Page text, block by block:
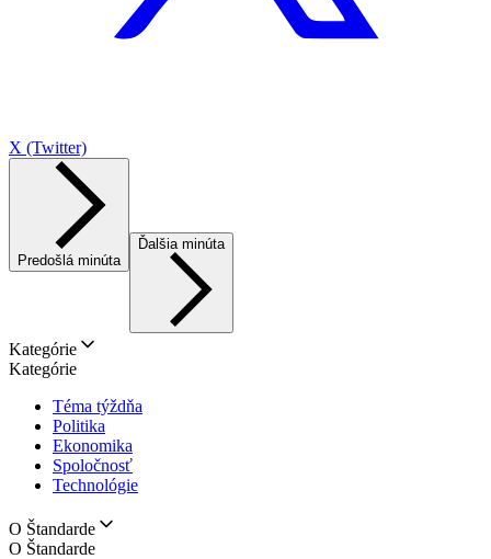
X (Twitter)
Predošlá minúta
Ďalšia minúta
Kategórie
Kategórie
Téma týždňa
Politika
Ekonomika
Spoločnosť
Technológie
O Štandarde
O Štandarde